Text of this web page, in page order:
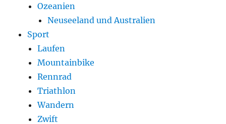
Ozeanien
Neuseeland und Australien
Sport
Laufen
Mountainbike
Rennrad
Triathlon
Wandern
Zwift